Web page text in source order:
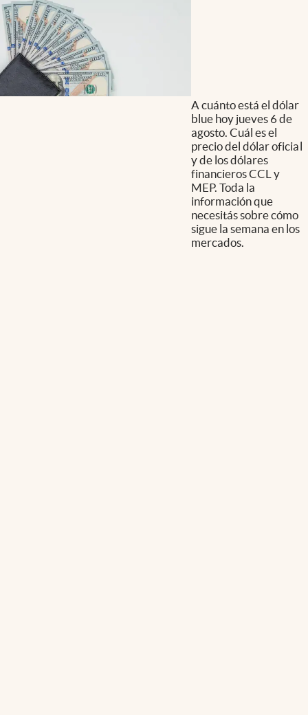
A cuánto está el dólar
blue hoy jueves 6 de
agosto. Cuál es el
precio del dólar oficial
y de los dólares
financieros CCL y
MEP. Toda la
información que
necesitás sobre cómo
sigue la semana en los
mercados.